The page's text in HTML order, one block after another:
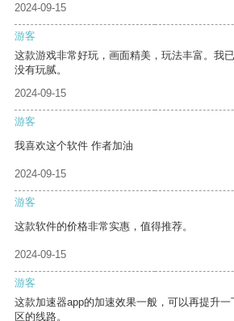
2024-09-15
游客
这款游戏非常好玩，画面精美，玩法丰富。我
没有玩腻。
2024-09-15
游客
我喜欢这个软件 作者加油
2024-09-15
游客
这款软件的价格非常实惠，值得推荐。
2024-09-15
游客
这款加速器app的加速效果一般，可以再提升
区的线路。